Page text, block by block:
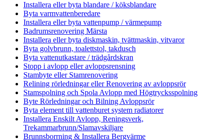
Installera eller byta blandare / köksblandare
Byta varmvattenberedare
Installera eller byta vattenpump / värmepump
Badrumsrenovering Märsta
Installera eller byta diskmaskin, tvättmaskin, vitvaror
Byta golvbrunn, toalettstol, takdusch
Byta vattenutkastare / trädgårdskran
Stopp i avlopp eller avloppsrensning
Stambyte eller Stamrenovering
Relining rörledningar eller Renovering av avloppsrör
Stamspolning och Spola Avlopp med Högtrycksspolning
Byte Rörledningar och Bilning Avloppsrör
Byta element till vattenburet system radiatorer
Installera Enskilt Avlopp, Reningsverk,
Trekammarbrunn/Slamavskiljare
Brunnsborrning & Installera Bergvärme